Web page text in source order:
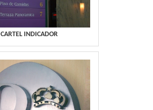
CARTEL INDICADOR